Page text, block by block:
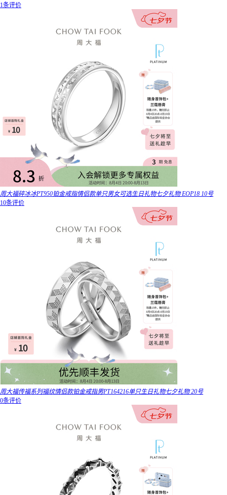
1条评价
周大福碎冰冰PT950铂金戒指情侣款单只男女可选生日礼物七夕礼物 EOP18 10号
10条评价
周大福传福系列福纹情侣款铂金戒指男PT164216单只生日礼物七夕礼物 20号
0条评价